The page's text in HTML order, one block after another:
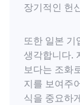
장기적인 헌
또한 일본 기
생각합니다.
보다는 조화
지를 보여주
식을 중요하